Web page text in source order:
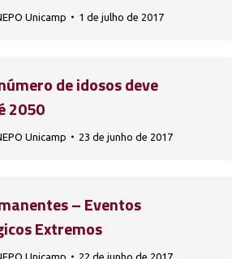
Unicamp 1 de julho de 2017
de idosos deve
2050
Unicamp 23 de junho de 2017
– Eventos
Extremos
Unicamp 22 de junho de 2017